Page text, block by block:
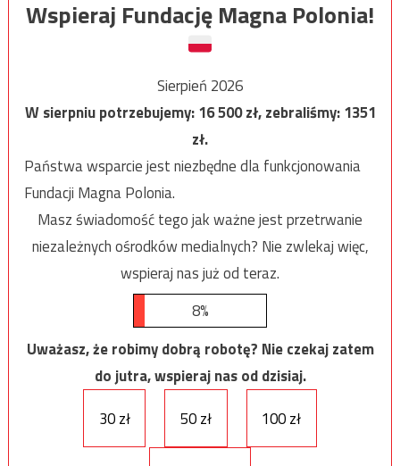
Wspieraj Fundację Magna Polonia!
Sierpień 2026
W sierpniu potrzebujemy:16 500zł, zebraliśmy:1351
zł.
Państwa wsparcie jest niezbędne dla funkcjonowania
Fundacji Magna Polonia.
Masz świadomość tego jak ważne jest przetrwanie
niezależnych ośrodków medialnych? Nie zwlekaj więc,
wspieraj nas już od teraz.
8%
Uważasz, że robimy dobrą robotę? Nie czekaj zatem
do jutra, wspieraj nas od dzisiaj.
30 zł
50 zł 100 zł